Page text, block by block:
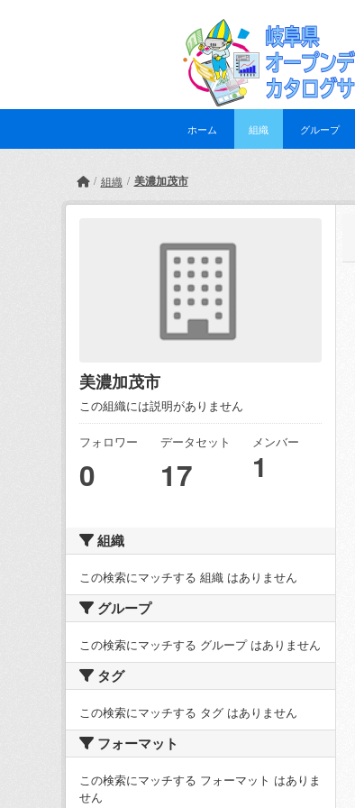
ホーム 組織 グループ
組織 美濃加茂市
美濃加茂市
この組織には説明がありません
フォロワー
0
データセット
17
メンバー
1
組織
この検索にマッチする 組織 はありません
グループ
この検索にマッチする グループ はありません
タグ
この検索にマッチする タグ はありません
フォーマット
この検索にマッチする フォーマット はありま
せん